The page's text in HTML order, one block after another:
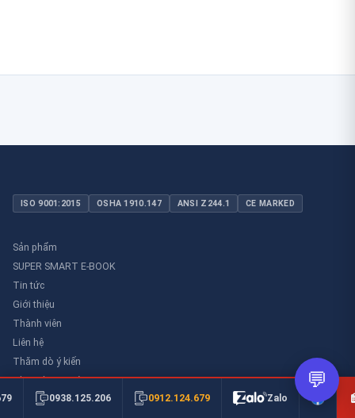
ISO 9001:2015 OSHA 1910.147 ANSI Z244.1 CE MARKED
Sản phẩm
SUPER SMART E-BOOK
Tin tức
Giới thiệu
Thành viên
Liên hệ
Thăm dò ý kiến
Thư viên an toàn
0938.125.206 0912.124.679 Zalo
💬